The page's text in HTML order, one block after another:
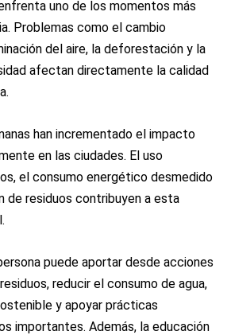
uno de los momentos más
Problemas como el cambio
del aire, la deforestación y la
afectan directamente la calidad
han incrementado el impacto
en las ciudades. El uso
el consumo energético desmedido
de residuos contribuyen a esta
puede aportar desde acciones
reducir el consumo de agua,
y apoyar prácticas
importantes. Además, la educación